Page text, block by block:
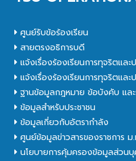
ศูนย์รับข้อร้องเรียน
สายตรงอธิการบดี
แจ้งเรื่องร้องเรียนการทุจริตแล
แจ้งเรื่องร้องเรียนการทุจริตแล
ฐานข้อมูลกฎหมาย ข้อบังคับ และ
ข้อมูลสำหรับประชาชน
ข้อมูลเกี่ยวกับอัตรากำลัง
ศูนย์ข้อมูลข่าวสารของราชการ
นโยบายการคุ้มครองข้อมูลส่วน